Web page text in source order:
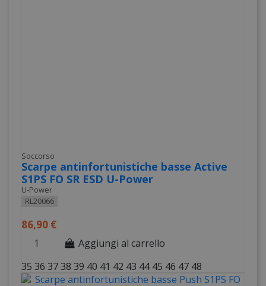
Soccorso
Scarpe antinfortunistiche basse Active
S1PS FO SR ESD U-Power
U-Power
RL20066
86,90 €
Aggiungi al carrello
35 36 3738 39 40 41 42 43 44 45 46 47 48